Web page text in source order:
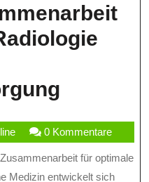
Im
ilk-
online
0 Kommentare
Medizin entwickelt sich